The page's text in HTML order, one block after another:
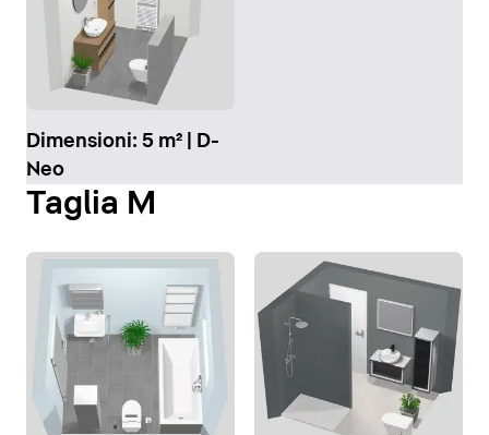
Dimensioni: 5 m² | D-
Neo
Taglia M